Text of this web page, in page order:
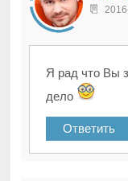
Я рад что Вы
дело
Ответить